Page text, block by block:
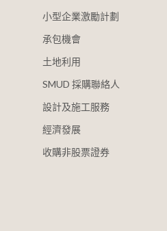
小型企業激勵計劃
承包機會
土地利用
SMUD 採購聯絡人
設計及施工服務
經濟發展
收購非股票證券